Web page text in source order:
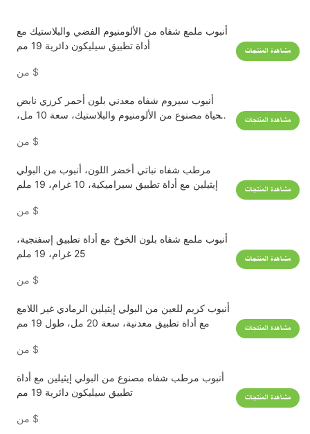
أنبوب ملمع شفاه من الألومنيوم الفضي والبلاستيك مع
أداة تطبيق سيليكون دائرية 19 مم
$
مشاهدة المنتجات
أنبوب سيروم شفاه معدني بلون أحمر كرزي نابض
بالحياة مصنوع من الألومنيوم والبلاستيك، سعة 10 مل،
$
مشاهدة المنتجات
مرطب شفاه نباتي أخضر اللون، أنبوب من البولي
إيثيلين مع أداة تطبيق سيراميكية، 10 غرام، 19 ملم
$
مشاهدة المنتجات
أنبوب ملمع شفاه بلون الخوخ مع أداة تطبيق إسفنجية،
25 غرام، 19 ملم
$
مشاهدة المنتجات
أنبوب كريم للعين من البولي إيثيلين الرمادي غير اللامع
مع أداة تطبيق معدنية، سعة 20 مل، طول 19 مم
$
مشاهدة المنتجات
أنبوب مرطب شفاه مصنوع من البولي إيثيلين مع أداة
تطبيق سيليكون دائرية 19 مم
$
مشاهدة المنتجات